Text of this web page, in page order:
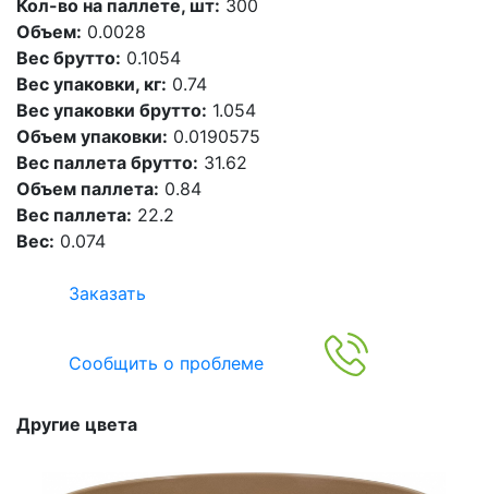
Кол-во на паллете, шт: 300
Объем: 0.0028
Вес брутто: 0.1054
Вес упаковки, кг: 0.74
Вес упаковки брутто: 1.054
Объем упаковки: 0.0190575
Вес паллета брутто: 31.62
Объем паллета: 0.84
Вес паллета: 22.2
Вес: 0.074
Заказать
Сообщить о проблеме
Другие цвета